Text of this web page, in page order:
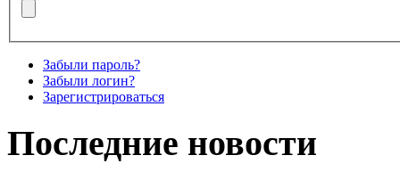
Забыли пароль?
Забыли логин?
Зарегистрироваться
Последние новости